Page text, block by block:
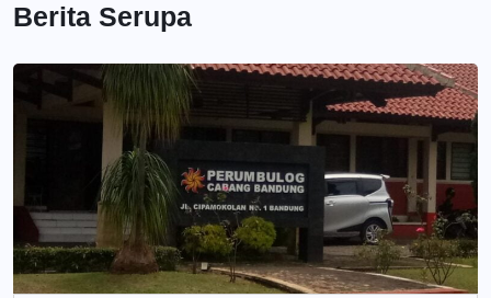
Berita Serupa